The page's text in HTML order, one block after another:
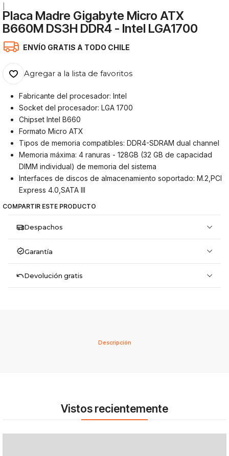
Placa Madre Gigabyte Micro ATX
B660M DS3H DDR4 - Intel LGA1700
ENVÍO GRATIS A TODO CHILE
Agregar a la lista de favoritos
Fabricante del procesador: Intel
Socket del procesador: LGA 1700
Chipset Intel B660
Formato Micro ATX
Tipos de memoria compatibles: DDR4-SDRAM dual channel
Memoria máxima: 4 ranuras - 128GB (32 GB de capacidad
DIMM individual) de memoria del sistema
Interfaces de discos de almacenamiento soportado: M.2,PCI
Express 4.0,SATA III
COMPARTIR ESTE PRODUCTO
Despachos
Garantía
Devolución gratis
Descripción
Vistos recientemente